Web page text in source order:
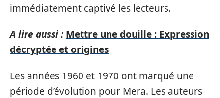
immédiatement captivé les lecteurs.
A lire aussi : Mettre une douille : Expression
décryptée et origines
Les années 1960 et 1970 ont marqué une
période d’évolution pour Mera. Les auteurs